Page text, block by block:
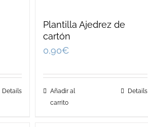
Details
Plantilla Ajedrez de
cartón
0,90€
Añadir al
carrito
Details